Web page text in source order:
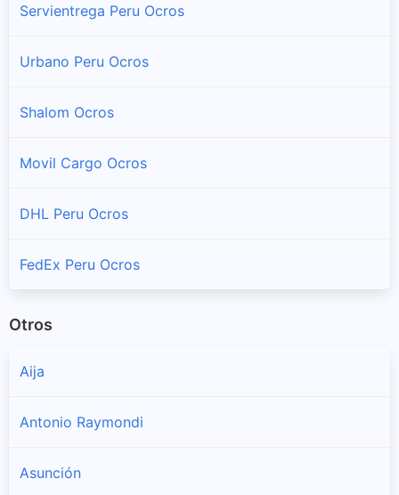
Ocros
Sucursales y horarios Olva en San Cristobal De Rajan
San Pedro
Sucursales y horarios Olva en Santiago De Chilcas
Servientrega Peru Ocros
Urbano Peru Ocros
Shalom Ocros
Movil Cargo Ocros
DHL Peru Ocros
FedEx Peru Ocros
Otros
Aija
Antonio Raymondi
Asunción